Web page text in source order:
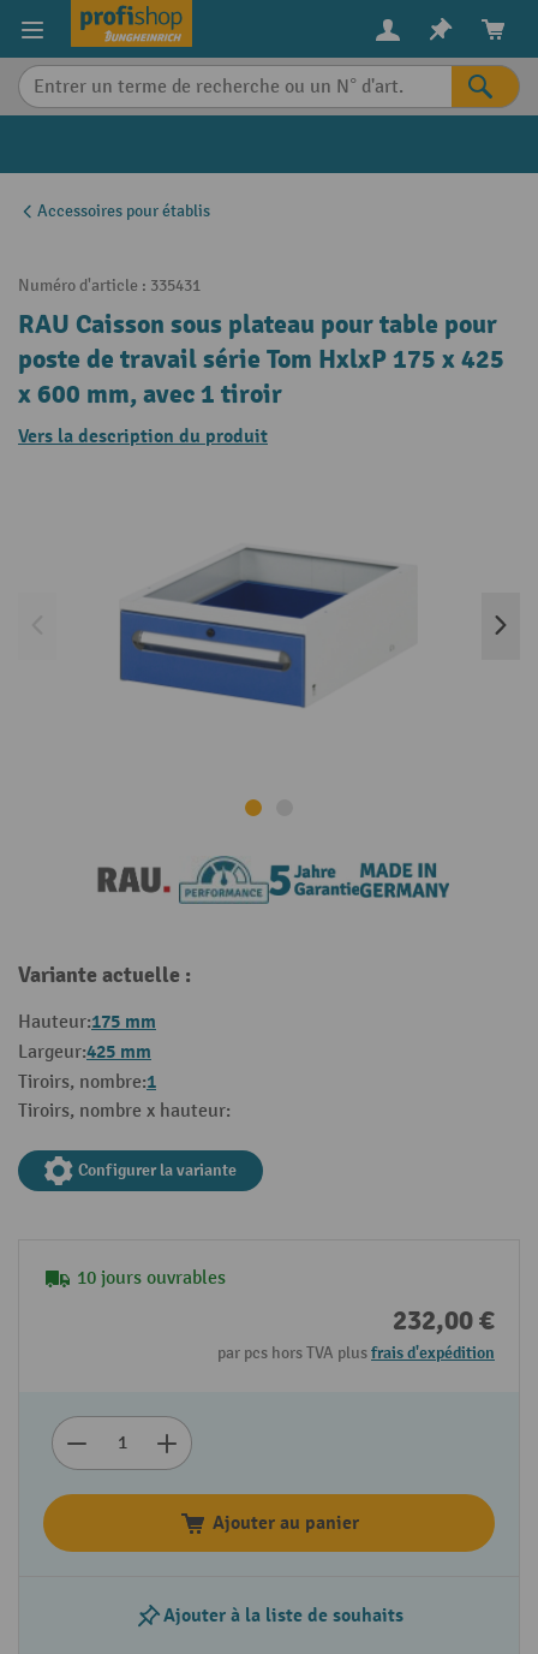
content
Accessoires pour établis
Numéro d'article : 335431
RAU Caisson sous plateau pour table pour
poste de travail série Tom HxlxP 175 x 425
x 600 mm, avec 1 tiroir
Vers la description du produit
Variante actuelle :
Hauteur:175 mm
Largeur:425 mm
Tiroirs, nombre:1
Tiroirs, nombre x hauteur:
Configurer la variante
10 jours ouvrables
232,00 €
par pcs hors TVA plusfrais d'expédition
Ajouter au panier
Ajouter à la liste de souhaits